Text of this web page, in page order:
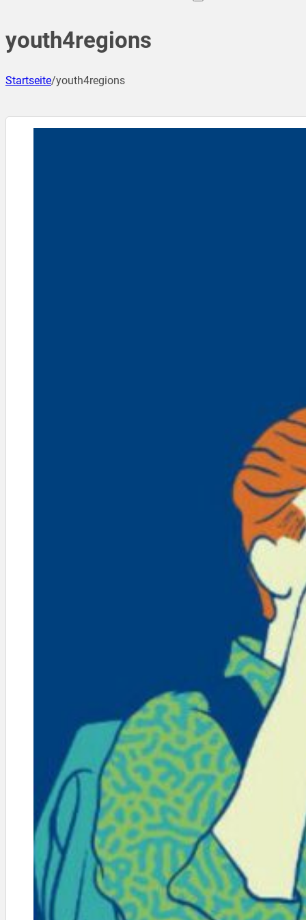
youth4regions
Startseite/youth4regions